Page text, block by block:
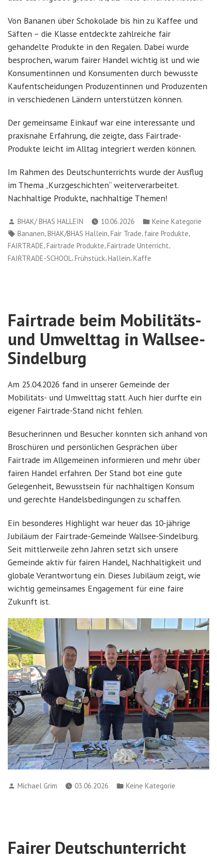
Von Bananen über Schokolade bis hin zu Kaffee und
Säften – die Klasse entdeckte zahlreiche fair
gehandelte Produkte in den Regalen. Dabei wurde
besprochen, warum fairer Handel wichtig ist und wie
Konsumentinnen und Konsumenten durch bewusste
Kaufentscheidungen Produzentinnen und Produzenten
in verschiedenen Ländern unterstützen können.
Der gemeinsame Einkauf war eine interessante und
praxisnahe Erfahrung, die zeigte, dass Fairtrade-
Produkte leicht im Alltag integriert werden können.
Im Rahmen des Deutschunterrichts wurde der Ausflug
im Thema „Kurzgeschichten“ weiterverarbeitet.
Nachhaltige Produkte, nachhaltige Themen!
Verfasst
von
BHAK/ BHAS HALLEIN 10.06.2026
Veröffentlicht
in
Keine Kategorie
Schlagwörter:
Bananen,BHAK/BHAS Hallein,Fair Trade, faire Produkte,
FAIRTRADE,Fairtrade Produkte,Fairtrade Unterricht,
FAIRTRADE-SCHOOL ,Frühstück,Hallein,Kaffe
Fairtrade beim Mobilitäts-
und Umwelttag in Wallsee-
Sindelburg
Am 25.04.2026 fand in unserer Gemeinde der
Mobilitäts- und Umwelttag statt. Auch hier durfte ein
eigener Fairtrade-Stand nicht fehlen.
Besucherinnen und Besucher konnten sich anhand von
Broschüren und persönlichen Gesprächen über
Fairtrade im Allgemeinen informieren und mehr über
fairen Handel erfahren. Der Stand bot eine gute
Gelegenheit, Bewusstsein für nachhaltigen Konsum
und gerechte Handelsbedingungen zu schaffen.
Ein besonderes Highlight war heuer das 10-jährige
Jubiläum der Fairtrade-Gemeinde Wallsee-Sindelburg.
Seit mittlerweile zehn Jahren setzt sich unsere
Gemeinde aktiv für fairen Handel, Nachhaltigkeit und
globale Verantwortung ein. Dieses Jubiläum zeigt, wie
wichtig gemeinsames Engagement für eine faire
Zukunft ist.
Verfasst
Michael Grim 03.06.2026
Veröffentlicht
Keine Kategorie
Fairer Deutschunterricht